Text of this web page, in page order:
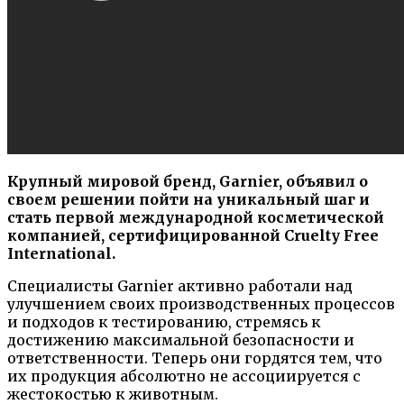
Крупный мировой бренд, Garnier, объявил о
своем решении пойти на уникальный шаг и
стать первой международной косметической
компанией, сертифицированной Cruelty Free
International.
Специалисты Garnier активно работали над
улучшением своих производственных процессов
и подходов к тестированию, стремясь к
достижению максимальной безопасности и
ответственности. Теперь они гордятся тем, что
их продукция абсолютно не ассоциируется с
жестокостью к животным.